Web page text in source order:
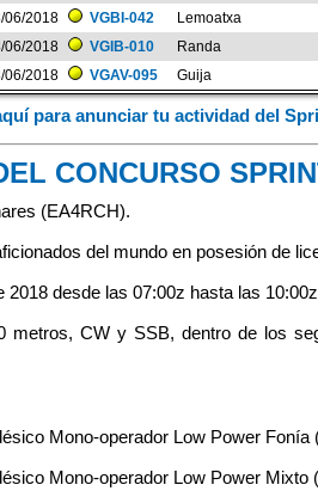
06/2018 VGBI-042 Lemoatxa
06/2018 VGIB-010 Randa
06/2018 VGAV-095 Guija
para anunciar tu actividad del
CONCURSO
(EA4RCH).
del mundo en posesión de
2018 desde las 07:00z hasta las
CW y SSB, dentro de los
Mono-operador Low Power Fonía
Mono-operador Low Power Mixto (